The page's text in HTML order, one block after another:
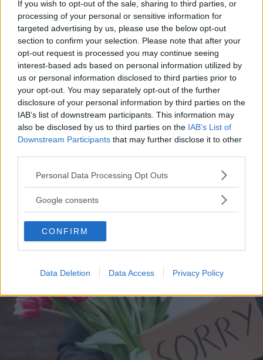
If you wish to opt-out of the sale, sharing to third parties, or
processing of your personal or sensitive information for
targeted advertising by us, please use the below opt-out
section to confirm your selection. Please note that after your
opt-out request is processed you may continue seeing
interest-based ads based on personal information utilized by
us or personal information disclosed to third parties prior to
your opt-out. You may separately opt-out of the further
disclosure of your personal information by third parties on the
IAB’s list of downstream participants. This information may
also be disclosed by us to third parties on the IAB’s List of
Downstream Participants that may further disclose it to other
Please note that this website/app uses one or more Google
not limited to your visit or usage behaviour. You may click to
use your data for below specified purposes in below Google
consent section.
Personal Data Processing Opt Outs
Google consents
CONFIRM
Data Deletion Data Access Privacy Policy
RELAZIONI
10 Frasi per Sedurre un Uomo e
Lasciarlo Senza Parole
Conquistare un uomo che si desidera non è sempre
semplice: in nostro aiuto vengono però le migliori frasi per
sedurre un uomo, tutte a sfondo erotico più o meno
dichiarato.
PERDITA DURANGO